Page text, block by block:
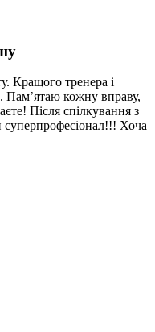
Кращого тренера і
Пам’ятаю кожну вправу,
Після спілкування з
Хоча